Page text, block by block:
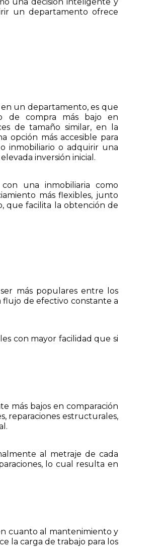
un departamento ofrece
un departamento, es que
de compra más bajo en
de tamaño similar, en la
opción más accesible para
inmobiliario o adquirir una
inversión inicial.
una inmobiliaria como
más flexibles, junto
que facilita la obtención de
más populares entre los
flujo de efectivo constante a
con mayor facilidad que si
más bajos en comparación
reparaciones estructurales,
al metraje de cada
lo cual resulta en
cuanto al mantenimiento y
la carga de trabajo para los